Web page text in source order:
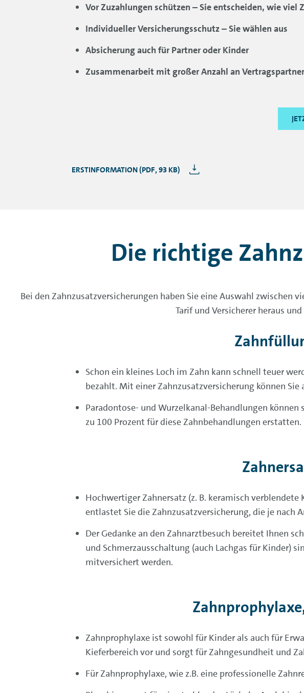
Vor Zuzahlungen schützen – Sie entscheiden, wie
Individueller Versicherungsschutz – Sie wählen aus
Absicherung auch für Partner oder Kinder
Zusammenarbeit mit großer Anzahl an
ERSTINFORMATION (PDF, 93 KB)
Die richtige
Bei den Zahnzusatzversicherungen haben Sie eine Auswahl zwischen
Tarif und Versicherer heraus
Schon ein kleines Loch im Zahn kann schnell teuer
bezahlt. Mit einer Zahnzusatzversicherung können
Paradontose- und Wurzelkanal-Behandlungen
zu 100 Prozent für diese Zahnbehandlungen erstatten.
Hochwertiger Zahn­ersatz (z. B. keramisch
entlastet Sie die Zahn­zusatz­versicherung, die je nach
Der Gedanke an den Zahn­arzt­besuch bereitet Ihnen
und Schmerz­aus­schaltung (auch Lachgas für Kinder)
mitversichert werden.
Zahnprophylaxe ist sowohl für Kinder als auch für
Kieferbereich vor und sorgt für Zahngesundheit und
Für Zahnprophylaxe, wie z.B. eine professionelle